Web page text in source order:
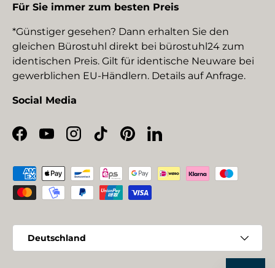
Für Sie immer zum besten Preis
*Günstiger gesehen? Dann erhalten Sie den
gleichen Bürostuhl direkt bei bürostuhl24 zum
identischen Preis. Gilt für identische Neuware bei
gewerblichen EU-Händlern. Details auf Anfrage.
Social Media
Facebook
YouTubeInstagram
TikTokPinterestLinkedIn
Zahlungsmethoden
Deutschland